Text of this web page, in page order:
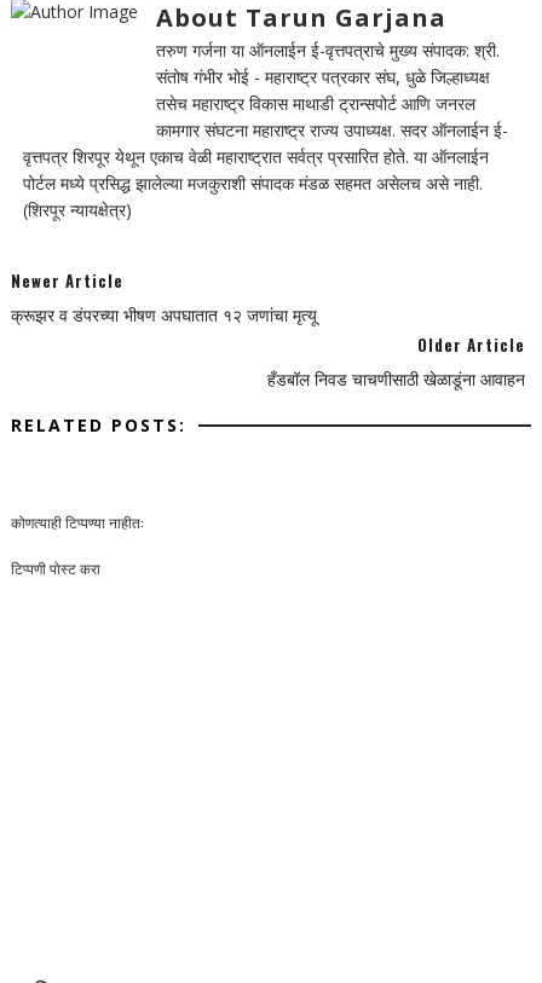
About Tarun Garjana
तरुण गर्जना या ऑनलाईन ई-वृत्तपत्राचे मुख्य संपादक: श्री.
संतोष गंभीर भोई - महाराष्ट्र पत्रकार संघ, धुळे जिल्हाध्यक्ष
तसेच महाराष्ट्र विकास माथाडी ट्रान्सपोर्ट आणि जनरल
कामगार संघटना महाराष्ट्र राज्य उपाध्यक्ष. सदर ऑनलाईन ई-
वृत्तपत्र शिरपूर येथून एकाच वेळी महाराष्ट्रात सर्वत्र प्रसारित होते. या ऑनलाईन
पोर्टल मध्ये प्रसिद्ध झालेल्या मजकुराशी संपादक मंडळ सहमत असेलच असे नाही.
(शिरपूर न्यायक्षेत्र)
Newer Article
क्रूझर व डंपरच्या भीषण अपघातात १२ जणांचा मृत्यू
Older Article
हँडबॉल निवड चाचणीसाठी खेळाडूंना आवाहन
RELATED POSTS:
कोणत्याही टिप्पण्‍या नाहीत:
टिप्पणी पोस्ट करा